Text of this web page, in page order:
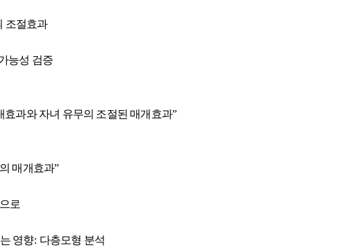
조절효과
능성 검증
효과와 자녀 유무의 조절된 매개효과”
매개효과”
로
영향: 다층모형 분석